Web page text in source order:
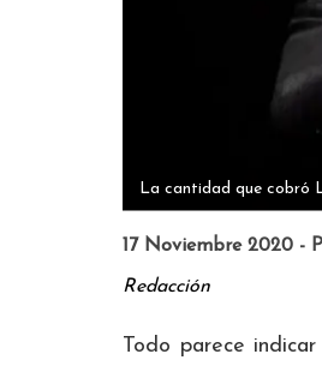
La cantidad que cobró
17 Noviembre 2020 -
Redacción
Todo parece